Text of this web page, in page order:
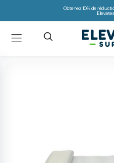
Obtenez 10% de